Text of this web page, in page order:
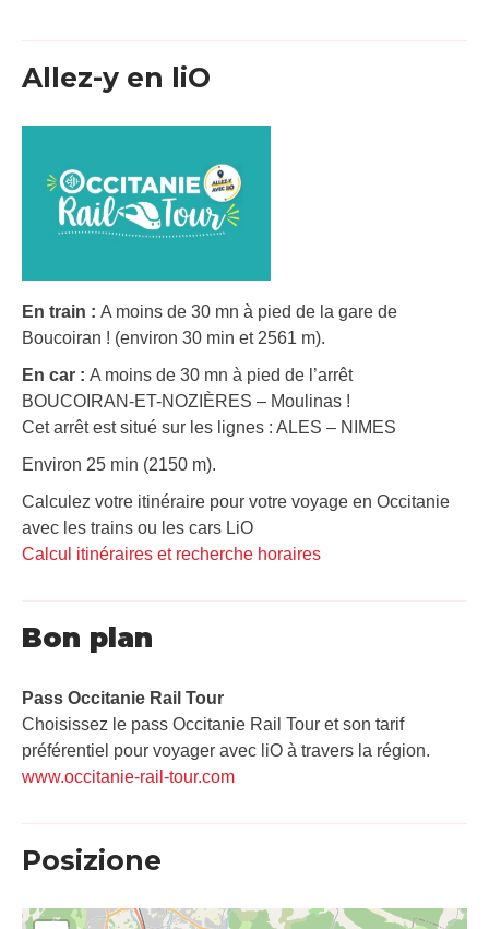
Allez-y en liO
En train : A moins de 30 mn à pied de la gare de
Boucoiran ! (environ 30 min et 2561 m).
En car : A moins de 30 mn à pied de l’arrêt
BOUCOIRAN-ET-NOZIÈRES – Moulinas !
Cet arrêt est situé sur les lignes : ALES – NIMES
Environ 25 min (2150 m).
Calculez votre itinéraire pour votre voyage en Occitanie
avec les trains ou les cars LiO
Calcul itinéraires et recherche horaires
Bon plan
Pass Occitanie Rail Tour​
Choisissez le pass Occitanie Rail Tour et son tarif
préférentiel pour voyager avec liO à travers la région.
www.occitanie-rail-tour.com
Posizione